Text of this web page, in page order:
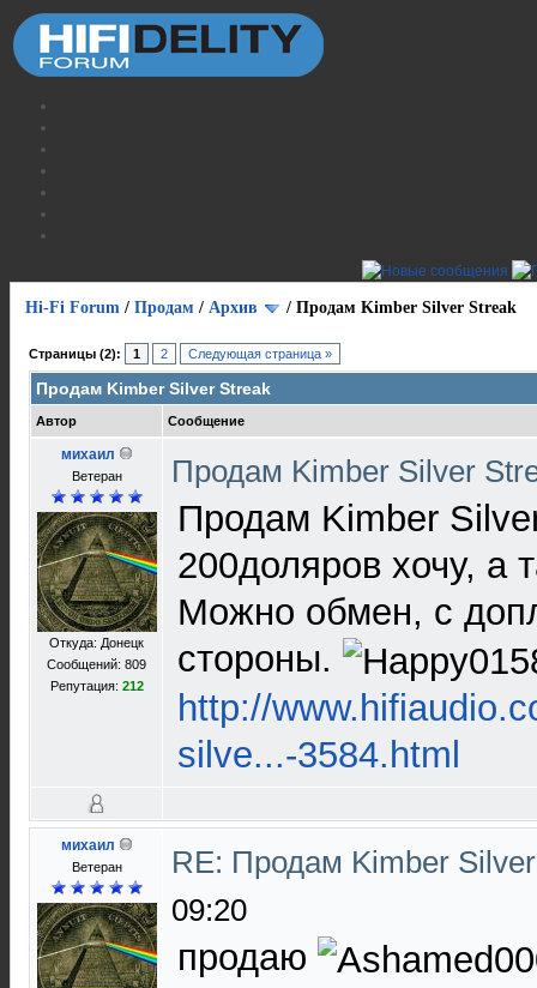
Hi-Fi Forum / Продам / Архив / Продам Kimber Silver Streak
Страницы (2): 1 2 Следующая страница »
Продам Kimber Silver Streak
Автор Сообщение
михаил
Ветеран
Откуда: Донецк
Сообщений: 809
Репутация: 212
Продам Kimber Silver
Продам Kimber
200доляров хочу, а
Можно обмен, с
стороны.
http://
silve...-3584.html
михаил
Ветеран
RE: Продам Kimber
09:20
продаю